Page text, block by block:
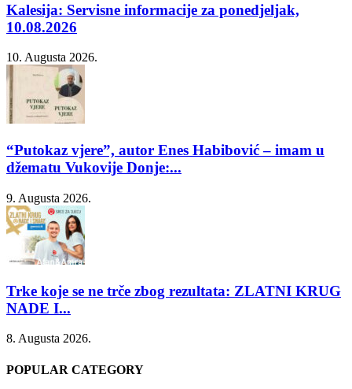
Kalesija: Servisne informacije za ponedjeljak,
10.08.2026
10. Augusta 2026.
“Putokaz vjere”, autor Enes Habibović – imam u
džematu Vukovije Donje:...
9. Augusta 2026.
Trke koje se ne trče zbog rezultata: ZLATNI KRUG
NADE I...
8. Augusta 2026.
POPULAR CATEGORY